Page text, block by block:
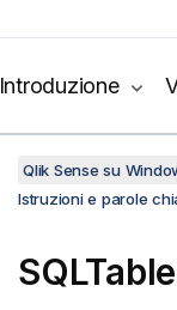
Introduzione
Qlik Sense su
Istruzioni e parole